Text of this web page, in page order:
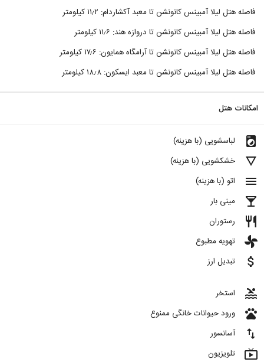
فاصله هتل لیلا آمبینس کانونشن تا معبد آکشاردام: ۱۱٫۲ کیلومتر
فاصله هتل لیلا آمبینس کانونشن تا دروازه هند: ۱۱٫۶ کیلومتر
فاصله هتل لیلا آمبینس کانونشن تا آرامگاه همایون: ۱۷٫۶ کیلومتر
فاصله هتل لیلا آمبینس کانونشن تا معبد ایسکون: ۱۸٫۸ کیلومتر
امکانات هتل
local_laundry_service لباسشویی (با هزینه)
details خشکشویی (با هزینه)
menu اتو (با هزینه)
local_bar مینی بار
restaurant رستوران
toys تهویه مطبوع
attach_money تبدیل ارز
pool استخر
pets ورود حیوانات خانگی ممنوع
import_export آسانسور
live_tv تلویزیون